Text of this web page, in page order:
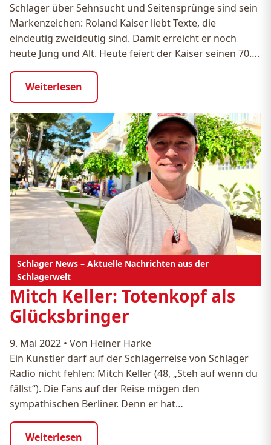
Schlager über Sehnsucht und Seitensprünge sind sein
Markenzeichen: Roland Kaiser liebt Texte, die
eindeutig zweideutig sind. Damit erreicht er noch
heute Jung und Alt. Heute feiert der Kaiser seinen 70….
Weiterlesen
Schlager News – Aktuelle Nachrichten aus der
Schlagerwelt
Mitch Keller: Totenkopf als
Glücksbringer
9. Mai 2022 • Von Heiner Harke
Ein Künstler darf auf der Schlagerreise von Schlager
Radio nicht fehlen: Mitch Keller (48, „Steh auf wenn du
fällst“). Die Fans auf der Reise mögen den
sympathischen Berliner. Denn er hat…
Weiterlesen